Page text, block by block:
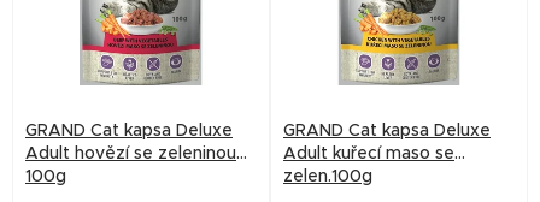
o
d
GRAND Cat kapsa Deluxe
Adult hovězí se zeleninou
100g
GRAND Cat kapsa Deluxe
Adult kuřecí maso se
zelen.100g